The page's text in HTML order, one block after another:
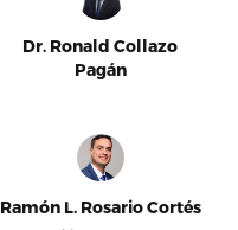
Dr. Ronald Collazo
Pagán
Ramón L. Rosario Cortés